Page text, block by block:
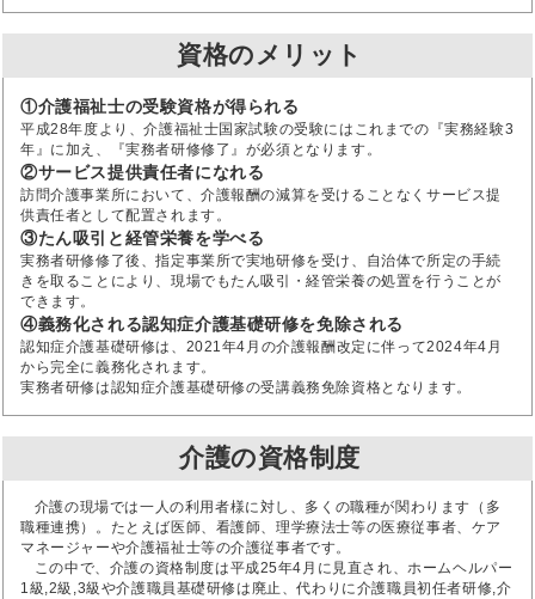
資格のメリット
①介護福祉士の受験資格が得られる
平成28年度より、介護福祉士国家試験の受験にはこれまでの『実務経験3
年』に加え、『実務者研修修了』が必須となります。
②サービス提供責任者になれる
訪問介護事業所において、介護報酬の減算を受けることなくサービス提
供責任者として配置されます。
③たん吸引と経管栄養を学べる
実務者研修修了後、指定事業所で実地研修を受け、自治体で所定の手続
きを取ることにより、現場でもたん吸引・経管栄養の処置を行うことが
できます。
④義務化される認知症介護基礎研修を免除される
認知症介護基礎研修は、2021年4月の介護報酬改定に伴って2024年4月
から完全に義務化されます。
実務者研修は認知症介護基礎研修の受講義務免除資格となります。
介護の資格制度
介護の現場では一人の利用者様に対し、多くの職種が関わります（多
職種連携）。たとえば医師、看護師、理学療法士等の医療従事者、ケア
マネージャーや介護福祉士等の介護従事者です。
この中で、介護の資格制度は平成25年4月に見直され、ホームヘルパー
1級,2級,3級や介護職員基礎研修は廃止、代わりに介護職員初任者研修,介